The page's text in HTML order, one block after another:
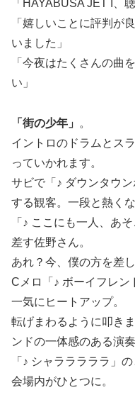
「HAYABUSA JET I、
「嬉しいことに評判が
いました」
「今夜はたくさんの曲
い」
「街の少年」
。
イントロのドラムとス
っていかれます。
サビで「♪ ダウンタウ
する観客。一段と熱くな
「♪ ここにも一人、あ
差す佐野さん。
あれ？今、僕の方を差
Cメロ「♪ ボーイフレン
一気にヒートアップ。
転げまわるように叩き
ンドの一体感のある演
「♪ シャラララララ」
会場内がひとつに。